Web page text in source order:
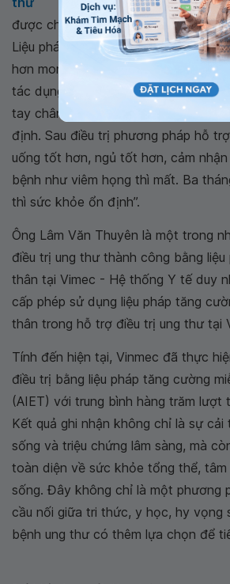
được chuyển giao công nghệ độc
Liệu pháp này đã đem lại những kết
hơn mong đợi với ông Thuyên, ông
tác dụng phụ của truyền hóa chất
tay chân tê nhiều, dù có tập luyện,
định. Sau điều trị phương pháp hỗ
uống tốt hơn, ngủ tốt hơn, cảm
bệnh như viêm họng thì mất. Ba
thì sức khỏe ổn định”.
Ông Lâm Văn Thuyên là một trong
điều trị ung thư thành công bằng
thân tại Vimec - Hệ thống Y tế duy
cấp phép sử dụng liệu pháp tăng
thân trong hỗ trợ điều trị ung thư tại
Tính đến hiện tại, Vinmec đã thực
điều trị bằng liệu pháp tăng cường
(AIET) với trung bình hàng trăm lượt
Kết quả ghi nhận không chỉ là sự cải
sống và triệu chứng lâm sàng, mà
toàn diện về sức khỏe tổng thể,
sống. Đây không chỉ là một phương
cầu nối giữa tri thức, y học, hy vọng
bệnh ung thư có thêm lựa chọn để